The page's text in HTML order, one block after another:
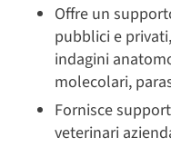
Offre un
pubblici e
indagini
molecolari,
Fornisce
veterinari